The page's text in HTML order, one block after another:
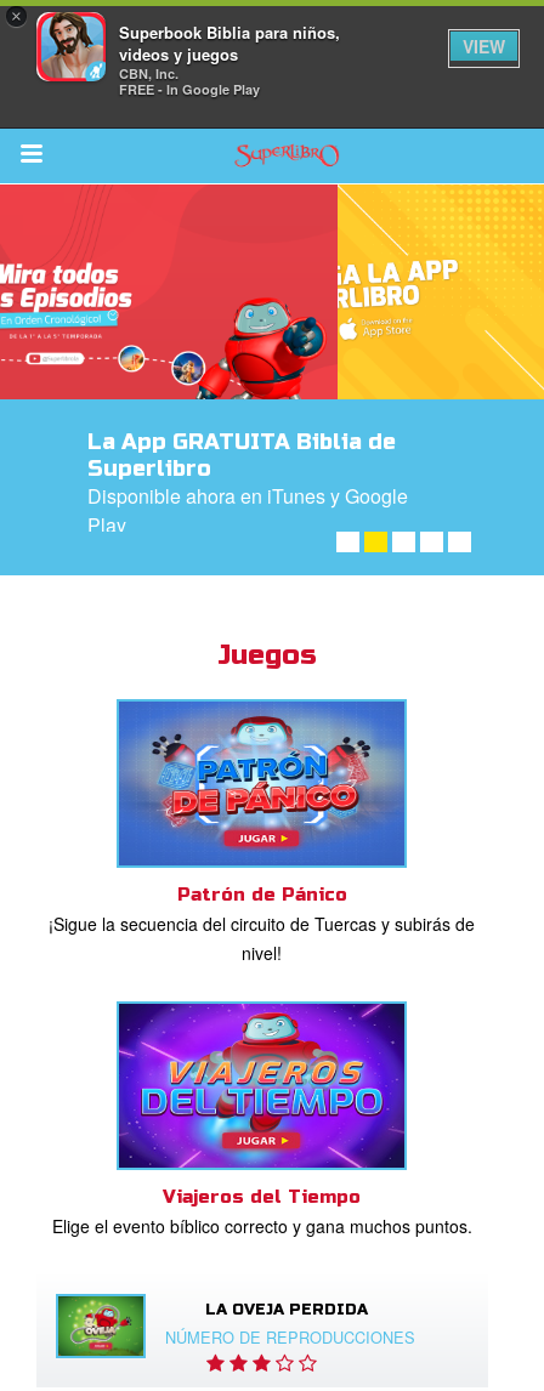
×
Superbook Biblia para niños,
videos y juegos
CBN, Inc.
FREE - In Google Play
VIEW
Return to Content
para Niños
Superbook USA
La App GRATUITA Biblia de
Superlibro
Disponible ahora en iTunes y Google
Play
¡DESCÁRGALO AHORA! ➤
Juegos
Patrón de Pánico
¡Sigue la secuencia del circuito de Tuercas y subirás de
nivel!
Viajeros del Tiempo
Elige el evento bíblico correcto y gana muchos puntos.
LA OVEJA PERDIDA
NÚMERO DE REPRODUCCIONES